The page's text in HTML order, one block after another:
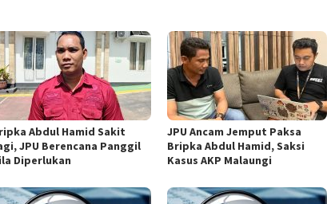
Abdul Hamid Sakit
JPU Berencana Panggil
Diperlukan
JPU Ancam Jemput Paksa
Bripka Abdul Hamid, Saksi
Kasus AKP Malaungi